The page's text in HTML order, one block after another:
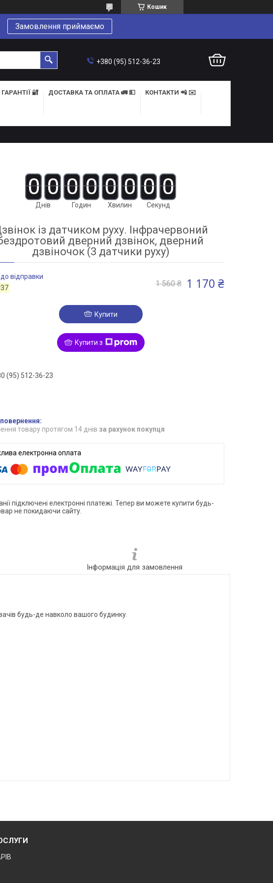
Кошик
Замовлення приймаємо
+380 (95) 512-36-23
ГАРАНТІЇ 🔐 ДОСТАВКА ТА ОПЛАТА 🚛 💵 КОНТАКТИ 📲 ✉️
0 0
Днів
0 0
Годин
0 0
Хвилин
0 0
Секунд
із датчиком руху. Інфрачервоний
дверний дзвінок, дверний
дзвіночок (3 датчики руху)
відправки
1 560 ₴ 1 170 ₴
Купити
Купити з
(95) 512-36-23
товару протягом 14 днів за рахунок покупця
підключені електронні платежі. Тепер ви можете купити будь-
не покидаючи сайту.
Інформація для замовлення
будь-де навколо вашого будинку.